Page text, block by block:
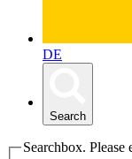
DE
Search
Searchbox. Please